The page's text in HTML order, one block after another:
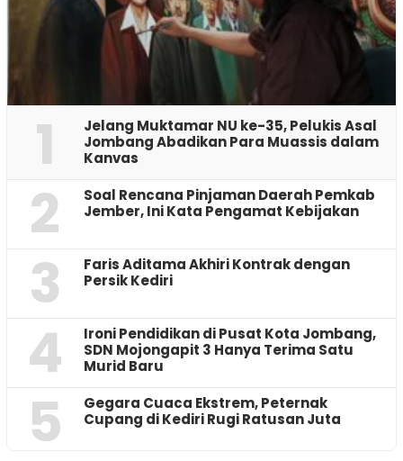
1
Jelang Muktamar NU ke-35, Pelukis Asal
Jombang Abadikan Para Muassis dalam
Kanvas
2
‎Soal Rencana Pinjaman Daerah Pemkab
Jember, Ini Kata Pengamat Kebijakan ‎
3
Faris Aditama Akhiri Kontrak dengan
Persik Kediri
4
Ironi Pendidikan di Pusat Kota Jombang,
SDN Mojongapit 3 Hanya Terima Satu
Murid Baru
5
‎Gegara Cuaca Ekstrem, Peternak
Cupang di Kediri Rugi Ratusan Juta